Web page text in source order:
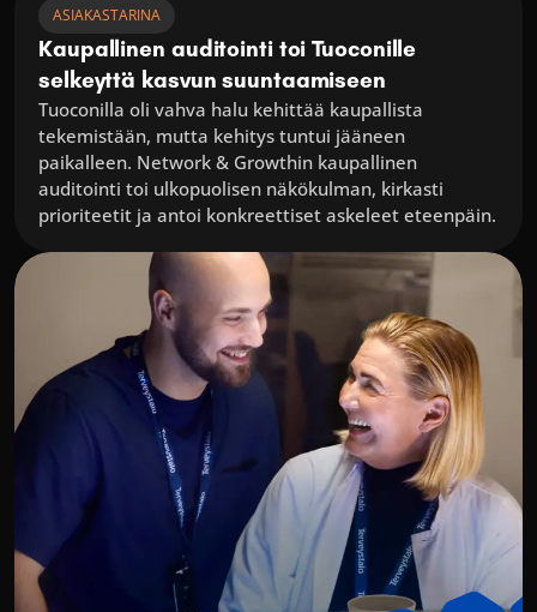
ASIAKASTARINA
Kaupallinen auditointi toi Tuoconille
selkeyttä kasvun suuntaamiseen
Tuoconilla oli vahva halu kehittää kaupallista
tekemistään, mutta kehitys tuntui jääneen
paikalleen. Network & Growthin kaupallinen
auditointi toi ulkopuolisen näkökulman, kirkasti
prioriteetit ja antoi konkreettiset askeleet eteenpäin.